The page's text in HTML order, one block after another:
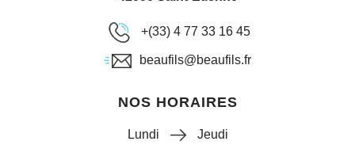
+(33) 4 77 33 16 45
beaufils@beaufils.fr
NOS HORAIRES
Lundi Jeudi